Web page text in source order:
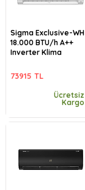
Sigma Exclusive-WH
18.000 BTU/h A++
Inverter Klima
73915 TL
Ücretsiz
Kargo